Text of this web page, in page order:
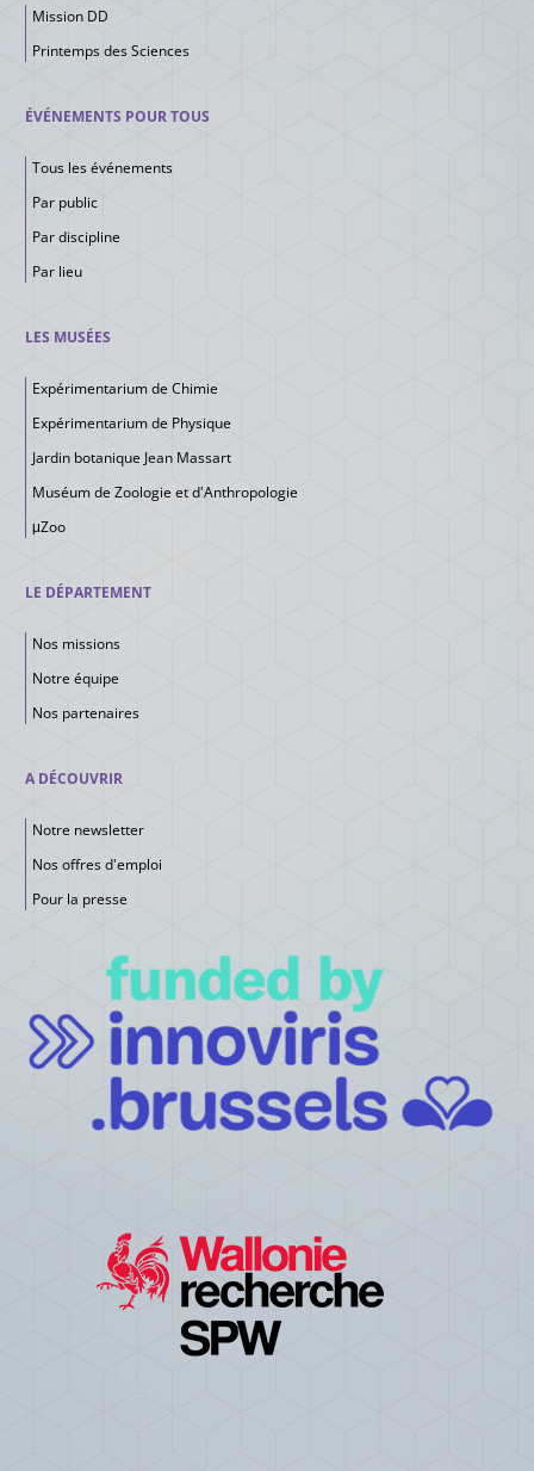
Mission DD
Printemps des Sciences
ÉVÉNEMENTS POUR TOUS
Tous les événements
Par public
Par discipline
Par lieu
LES MUSÉES
Expérimentarium de Chimie
Expérimentarium de Physique
Jardin botanique Jean Massart
Muséum de Zoologie et d'Anthropologie
μZoo
LE DÉPARTEMENT
Nos missions
Notre équipe
Nos partenaires
A DÉCOUVRIR
Notre newsletter
Nos offres d'emploi
Pour la presse